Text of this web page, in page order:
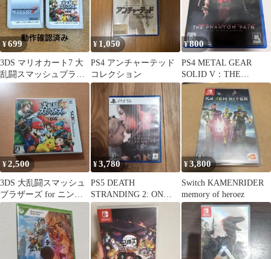
¥699
3DS マリオカート7 大
乱闘スマッシュブラザ
ーズ
¥ 1,050
PS4 アンチャーテッド
コレクション
¥800
PS4 METAL GEAR
SOLID V：THE
PHANTOM PAIN…
¥2,500
3DS 大乱闘スマッシュ
ブラザーズ for ニンテ
ンドー3DS 2本入りギフ
ト…
¥3,780
PS5 DEATH
STRANDING 2: ON
THE BEACH
¥3,800
Switch KAMENRIDER
memory of heroez